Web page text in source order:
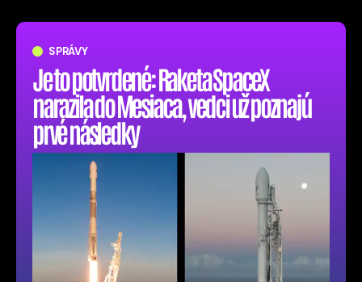
SPRÁVY
Je to potvrdené: Raketa SpaceX
narazila do Mesiaca, vedci už poznajú
prvé následky